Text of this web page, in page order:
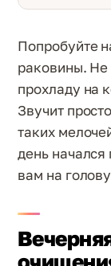
Попробуйте
раковины. Не
прохладу на
Звучит
таких
день начался
вам на